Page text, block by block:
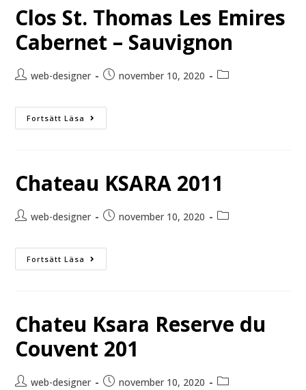
Clos St. Thomas Les Emires
Cabernet – Sauvignon
web-designer november 10, 2020
Fortsätt Läsa
Chateau KSARA 2011
web-designer november 10, 2020
Fortsätt Läsa
Chateu Ksara Reserve du
Couvent 201
web-designer november 10, 2020